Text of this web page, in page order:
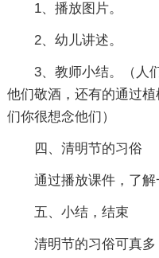
1、播放图片。
2、幼儿讲述。
3、教师小结。（人
他们敬酒，还有的通过
们你很想念他们）
四、清明节的习俗
通过播放课件，了解
五、小结，结束
清明节的习俗可真